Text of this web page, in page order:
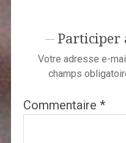
Participer
Votre adresse e-
champs
Commentaire *